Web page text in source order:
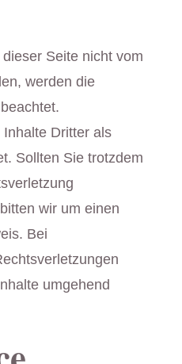
Seite nicht vom
werden die
Dritter als
Sollten Sie trotzdem
wir um einen
Bei
umgehend